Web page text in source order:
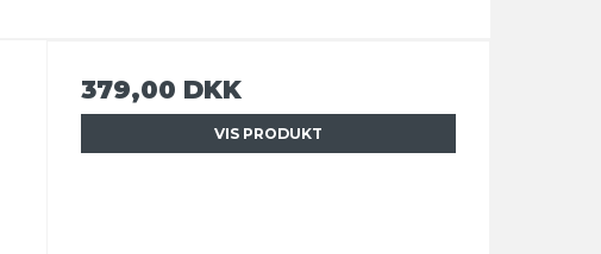
379,00 DKK
VIS PRODUKT